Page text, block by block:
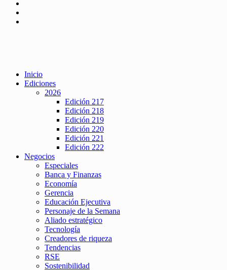
Inicio
Ediciones
2026
Edición 217
Edición 218
Edición 219
Edición 220
Edición 221
Edición 222
Negocios
Especiales
Banca y Finanzas
Economía
Gerencia
Educación Ejecutiva
Personaje de la Semana
Aliado estratégico
Tecnología
Creadores de riqueza
Tendencias
RSE
Sostenibilidad